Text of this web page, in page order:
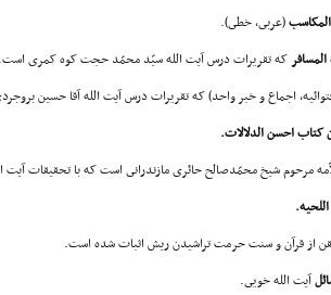
(عربى، خطى).
که تقریرات درس آیت الله سیّد محمّد حجت کوه کمرى
اجماع و خبر واحد) که تقریرات درس آیت الله آقا حسین
مرحوم شیخ محمّدصالح حائرى مازندرانى است که با تحقیقات آیت
از قرآن و سنت حرمت تراشیدن ریش اثبات شده است.
آیت الله خویى.